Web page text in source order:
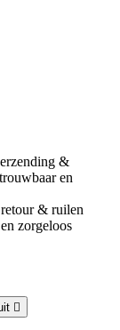
&
en
& ruilen
zorgeloos
